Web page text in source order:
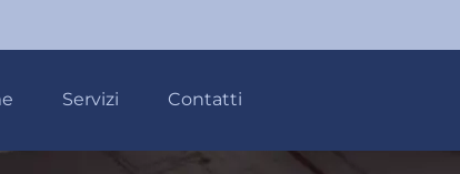
Servizi Contatti